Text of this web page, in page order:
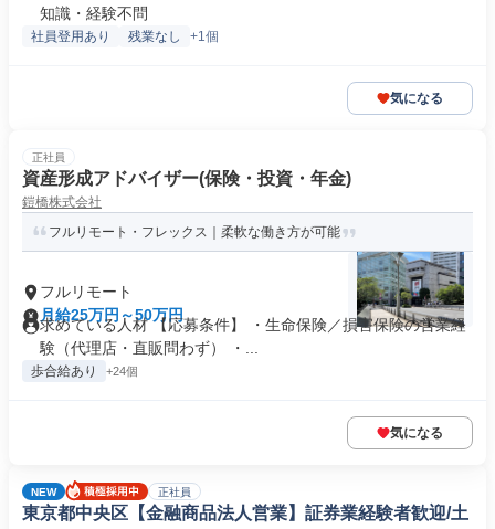
知識・経験不問
社員登用あり 残業なし +1個
気になる
正社員
資産形成アドバイザー(保険・投資・年金)
鎧橋株式会社
フルリモート・フレックス｜柔軟な働き方が可能
フルリモート
月給25万円～50万円
求めている人材 【応募条件】 ・生命保険／損害保険の営業経
験（代理店・直販問わず） ・...
歩合給あり +24個
気になる
NEW 正社員
東京都中央区【金融商品法人営業】証券業経験者歓迎/土